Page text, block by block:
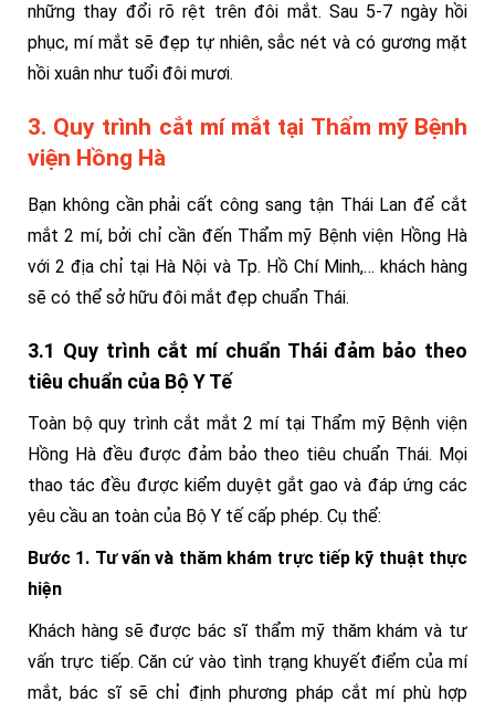
những thay đổi rõ rệt trên đôi mắt. Sau 5-7 ngày hồi
phục, mí mắt sẽ đẹp tự nhiên, sắc nét và có gương mặt
hồi xuân như tuổi đôi mươi.
3. Quy trình cắt mí mắt tại Thẩm mỹ Bệnh
viện Hồng Hà
Bạn không cần phải cất công sang tận Thái Lan để cắt
mắt 2 mí, bởi chỉ cần đến Thẩm mỹ Bệnh viện Hồng Hà
với 2 địa chỉ tại Hà Nội và Tp. Hồ Chí Minh,… khách hàng
sẽ có thể sở hữu đôi mắt đẹp chuẩn Thái.
3.1 Quy trình cắt mí chuẩn Thái đảm bảo theo
tiêu chuẩn của Bộ Y Tế
Toàn bộ quy trình cắt mắt 2 mí tại Thẩm mỹ Bệnh viện
Hồng Hà đều được đảm bảo theo tiêu chuẩn Thái. Mọi
thao tác đều được kiểm duyệt gắt gao và đáp ứng các
yêu cầu an toàn của Bộ Y tế cấp phép. Cụ thể:
Bước 1. Tư vấn và thăm khám trực tiếp kỹ thuật thực
hiện
Khách hàng sẽ được bác sĩ thẩm mỹ thăm khám và tư
vấn trực tiếp. Căn cứ vào tình trạng khuyết điểm của mí
mắt, bác sĩ sẽ chỉ định phương pháp cắt mí phù hợp